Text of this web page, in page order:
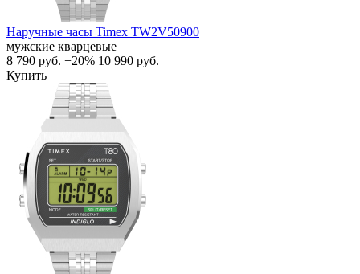
Наручные часы Timex TW2V50900
мужские кварцевые
8 790 руб. −20% 10 990 руб.
Купить